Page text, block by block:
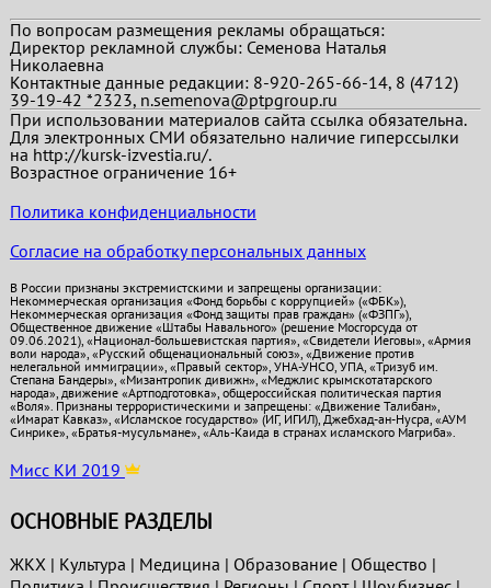
По вопросам размещения рекламы обращаться:
Директор рекламной службы: Семенова Наталья
Николаевна
Контактные данные редакции: 8-920-265-66-14, 8 (4712)
39-19-42 *2323, n.semenova@ptpgroup.ru
При использовании материалов сайта ссылка обязательна.
Для электронных СМИ обязательно наличие гиперссылки
на http://kursk-izvestia.ru/.
Возрастное ограничение 16+
Политика конфиденциальности
Согласие на обработку персональных данных
В России признаны экстремистскими и запрещены организации:
Некоммерческая организация «Фонд борьбы с коррупцией» («ФБК»),
Некоммерческая организация «Фонд защиты прав граждан» («ФЗПГ»),
Общественное движение «Штабы Навального» (решение Мосгорсуда от
09.06.2021), «Национал-большевистская партия», «Свидетели Иеговы», «Армия
воли народа», «Русский общенациональный союз», «Движение против
нелегальной иммиграции», «Правый сектор», УНА-УНСО, УПА, «Тризуб им.
Степана Бандеры», «Мизантропик дивижн», «Меджлис крымскотатарского
народа», движение «Артподготовка», общероссийская политическая партия
«Воля». Признаны террористическими и запрещены: «Движение Талибан»,
«Имарат Кавказ», «Исламское государство» (ИГ, ИГИЛ), Джебхад-ан-Нусра, «АУМ
Синрике», «Братья-мусульмане», «Аль-Каида в странах исламского Магриба».
Мисс КИ 2019
ОСНОВНЫЕ РАЗДЕЛЫ
ЖКХ | Культура | Медицина | Образование| Общество |